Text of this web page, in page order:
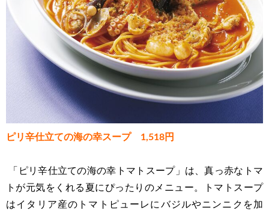
ピリ辛仕立ての海の幸スープ 1,518円
「ピリ辛仕立ての海の幸トマトスープ」は、真っ赤なトマ
トが元気をくれる夏にぴったりのメニュー。トマトスープ
はイタリア産のトマトピューレにバジルやニンニクを加